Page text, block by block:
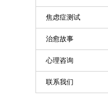
焦虑症测试
治愈故事
心理咨询
联系我们